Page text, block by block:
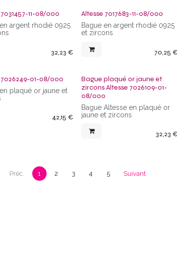
11-08/000
argent rhodié 0925
32,23 €
Altesse 7017683-11-08/000
Bague en argent rhodié 0925
et zircons
70,25 €
7026249-01-08/000
plaqué or jaune et
42,15 €
Bague plaqué or jaune et
zircons Altesse 7026109-01-
08/000
Bague Altesse en plaqué or
jaune et zircons
32,23 €
Préc. 1 2 3 4 5 Suivant